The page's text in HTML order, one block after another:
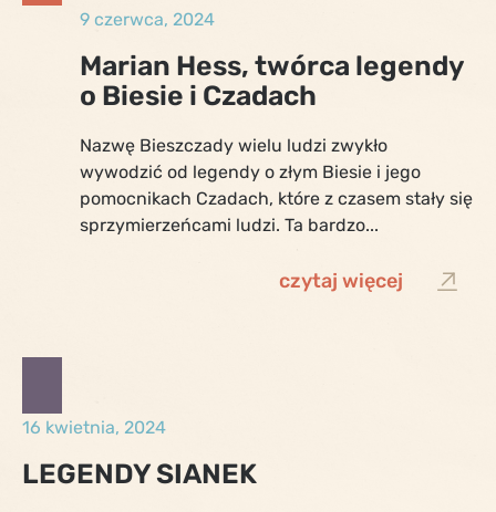
9 czerwca, 2024
Marian Hess, twórca legendy
o Biesie i Czadach
Nazwę Bieszczady wielu ludzi zwykło
wywodzić od legendy o złym Biesie i jego
pomocnikach Czadach, które z czasem stały się
sprzymierzeńcami ludzi. Ta bardzo...
czytaj więcej
16 kwietnia, 2024
LEGENDY SIANEK